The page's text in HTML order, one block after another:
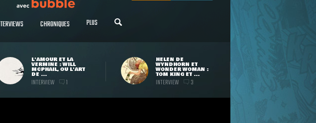
CHRONIQUES PLUS
L'AMOUR ET LA
VERMINE : WILL
MCPHAIL, OU L'ART
DE ...
INTERVIEW 1
HELEN DE
WYNDHORN ET
WONDER WOMAN :
TOM KING ET ...
INTERVIEW 3